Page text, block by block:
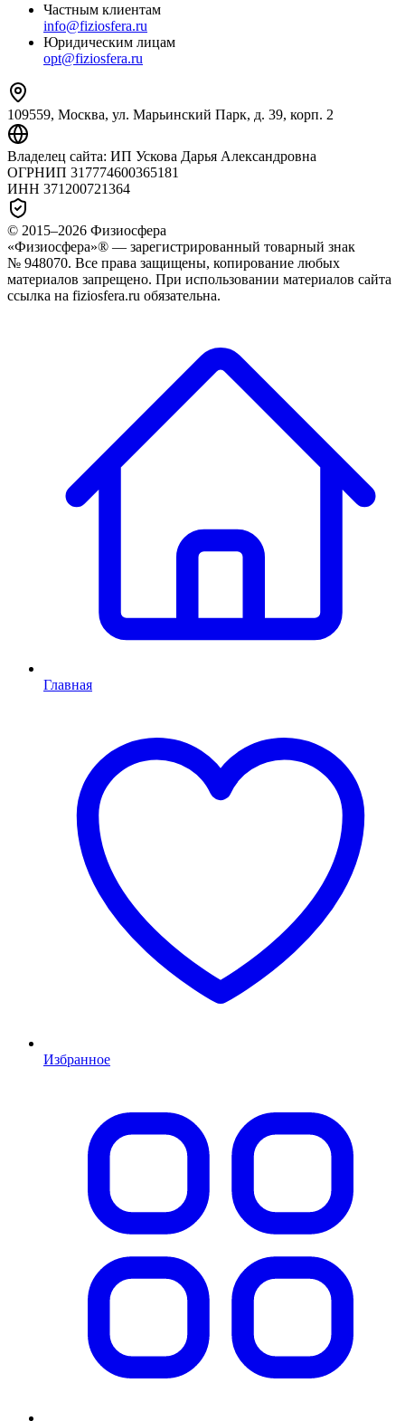
Частным клиентам
info@fiziosfera.ru
Юридическим лицам
opt@fiziosfera.ru
109559, Москва, ул. Марьинский Парк, д. 39, корп. 2
Владелец сайта: ИП Ускова Дарья Александровна
ОГРНИП 317774600365181
ИНН 371200721364
© 2015–2026 Физиосфера
«Физиосфера»® — зарегистрированный товарный знак
№ 948070. Все права защищены, копирование любых
материалов запрещено. При использовании материалов сайта
ссылка на fiziosfera.ru обязательна.
Главная
Избранное